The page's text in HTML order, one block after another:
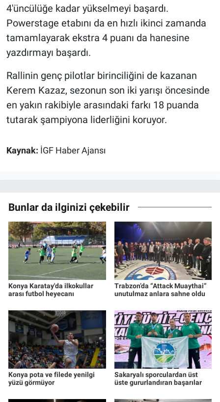
4'üncülüğe kadar yükselmeyi başardı.
Powerstage etabını da en hızlı ikinci zamanda
tamamlayarak ekstra 4 puanı da hanesine
yazdırmayı başardı.
Rallinin genç pilotlar birinciliğini de kazanan
Kerem Kazaz, sezonun son iki yarışı öncesinde
en yakın rakibiyle arasındaki farkı 18 puanda
tutarak şampiyona liderliğini koruyor.
Kaynak: İGF Haber Ajansı
Bunlar da ilginizi çekebilir
Konya Karatay'da ilkokullar
arası futbol heyecanı
Trabzon’da “Attack Muaythai”
unutulmaz anlara sahne oldu
Konya pota ve filede yenilgi
yüzü görmüyor
Sakaryalı sporculardan üst
üste gururlandıran başarılar